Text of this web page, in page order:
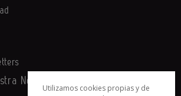
Newsletter
Utilizamos cookies propias y de